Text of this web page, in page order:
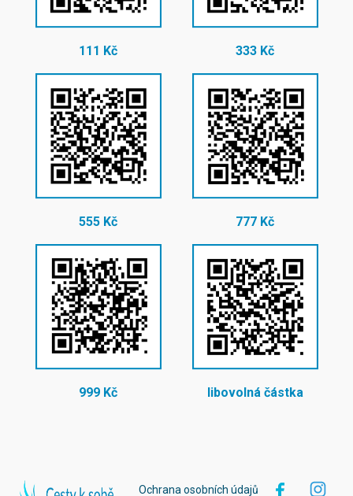
111 Kč 333 Kč
555 Kč 777 Kč
999 Kč libovolná částka
Ochrana osobních údajů